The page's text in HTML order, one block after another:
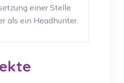
einer Stelle
als ein Headhunter.